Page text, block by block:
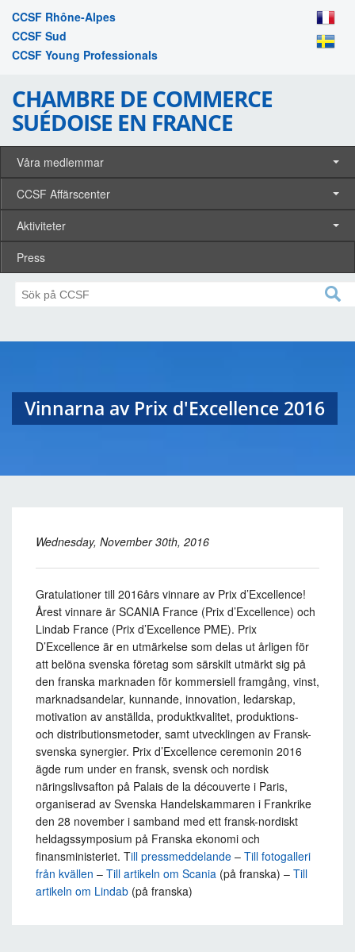
CCSF Rhône-Alpes
CCSF Sud
CCSF Young Professionals
CHAMBRE DE COMMERCE
SUÉDOISE EN FRANCE
Våra medlemmar
CCSF Affärscenter
Aktiviteter
Press
Vinnarna av Prix d'Excellence 2016
Wednesday, November 30th, 2016
Gratulationer till 2016års vinnare av Prix d’Excellence!
Årest vinnare är SCANIA France (Prix d’Excellence) och
Lindab France (Prix d’Excellence PME). Prix
D’Excellence är en utmärkelse som delas ut årligen för
att belöna svenska företag som särskilt utmärkt sig på
den franska marknaden för kommersiell framgång, vinst,
marknadsandelar, kunnande, innovation, ledarskap,
motivation av anställda, produktkvalitet, produktions-
och distributionsmetoder, samt utvecklingen av Fransk-
svenska synergier. Prix d’Excellence ceremonin 2016
ägde rum under en fransk, svensk och nordisk
näringslivsafton på Palais de la découverte i Paris,
organiserad av Svenska Handelskammaren i Frankrike
den 28 november i samband med ett fransk-nordiskt
heldagssymposium på Franska ekonomi och
finansministeriet. Till pressmeddelande – Till fotogalleri
från kvällen – Till artikeln om Scania (på franska) – Till
artikeln om Lindab (på franska)